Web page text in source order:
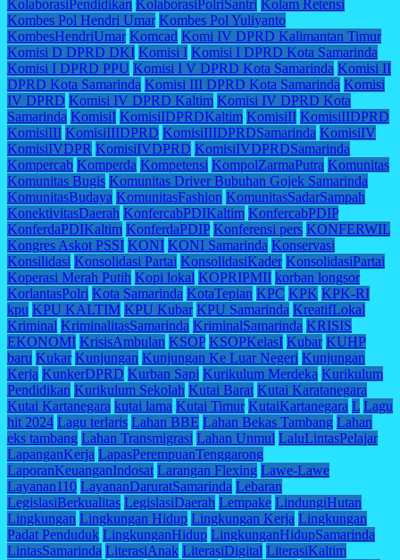
KolaborasiPendidikan KolaborasiPolriSantri Kolam Retensi
Kombes Pol Hendri Umar Kombes Pol Yuliyanto
KombesHendriUmar Komcad Komi IV DPRD Kalimantan Timur
Komisi D DPRD DKI Komisi I Komisi I DPRD Kota Samarinda
Komisi I DPRD PPU Komisi I V DPRD Kota Samarinda Komisi II
DPRD Kota Samarinda Komisi III DPRD Kota Samarinda Komisi
IV DPRD Komisi IV DPRD Kaltim Komisi IV DPRD Kota
Samarinda KomisiI KomisiIDPRDKaltim KomisiII KomisiIIDPRD
KomisiIII KomisiIIIDPRD KomisiIIIDPRDSamarinda KomisiIV
KomisiIVDPR KomisiIVDPRD KomisiIVDPRDSamarinda
Kompercab Komperda Kompetensi KompolZarmaPutra Komunitas
Komunitas Bugis Komunitas Driver Bubuhan Gojek Samarinda
KomunitasBudaya KomunitasFashion KomunitasSadarSampah
KonektivitasDaerah KonfercabPDIKaltim KonfercabPDIP
KonferdaPDIKaltim KonferdaPDIP Konferensi pers KONFERWIL
Kongres Askot PSSI KONI KONI Samarinda Konservasi
Konsilidasi Konsolidasi Partai KonsolidasiKader KonsolidasiPartai
Koperasi Merah Putih Kopi lokal KOPRIPMII korban longsor
KorlantasPolri Kota Samarinda KotaTepian KPC KPK KPK-RI
kpu KPU KALTIM KPU Kubar KPU Samarinda KreatifLokal
Kriminal KriminalitasSamarinda KriminalSamarinda KRISIS
EKONOMI KrisisAmbulan KSOP KSOPKelasI Kubar KUHP
baru Kukar Kunjungan Kunjungan Ke Luar Negeri Kunjungan
Kerja KunkerDPRD Kurban Sapi Kurikulum Merdeka Kurikulum
Pendidikan Kurikulum Sekolah Kutai Barat Kutai Karatanegara
Kutai Kartanegara kutai lama Kutai Timur KutaiKartanegara L Lagu
hit 2024 Lagu terlaris Lahan BBE Lahan Bekas Tambang Lahan
eks tambang Lahan Transmigrasi Lahan Unmul LaluLintasPelajar
LapanganKerja LapasPerempuanTenggarong
LaporanKeuanganIndosat Larangan Flexing Lawe-Lawe
Layanan110 LayananDaruratSamarinda Lebaran
LegislasiBerkualitas LegislasiDaerah Lempake LindungiHutan
Lingkungan Lingkungan Hidup Lingkungan Kerja Lingkungan
Padat Penduduk LingkunganHidup LingkunganHidupSamarinda
LintasSamarinda LiterasiAnak LiterasiDigital LiterasiKaltim